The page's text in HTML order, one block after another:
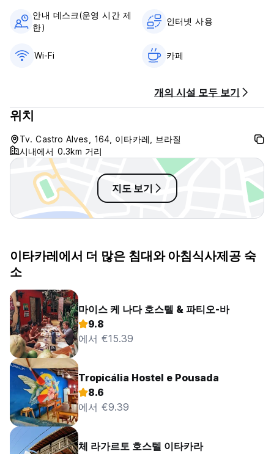
안내 데스크(운영 시간 제
한)
인터넷 사용
Wi-Fi 카페
개의 시설 모두 보기
위치
Tv. Castro Alves, 164, 이타카레, 브라질
시내에서 0.3km 거리
지도 보기
이타카레에서 더 많은 침대와 아침식사제공 숙
소
마이스 케 나다 호스텔 & 파티오-바
9.8
에서 €15.39
Tropicália Hostel e Pousada
8.6
에서 €9.39
체 라가르토 호스텔 이타카라